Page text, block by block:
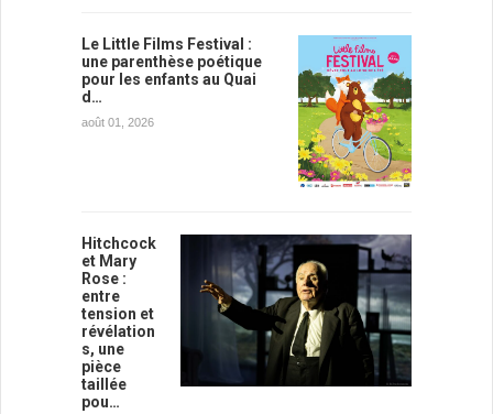
Le Little Films Festival :
une parenthèse poétique
pour les enfants au Quai
d…
août 01, 2026
Hitchcock
et Mary
Rose :
entre
tension et
révélation
s, une
pièce
taillée
pou…